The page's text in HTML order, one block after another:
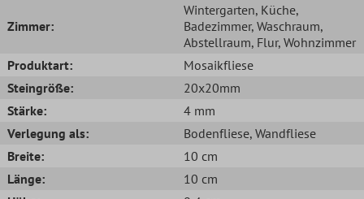
Zimmer:
Wintergarten, Küche,
Badezimmer, Waschraum,
Abstellraum, Flur, Wohnzimmer
Produktart:
Mosaikfliese
Steingröße:
20x20mm
Stärke:
4 mm
Verlegung als:
Bodenfliese, Wandfliese
Breite:
10 cm
Länge:
10 cm